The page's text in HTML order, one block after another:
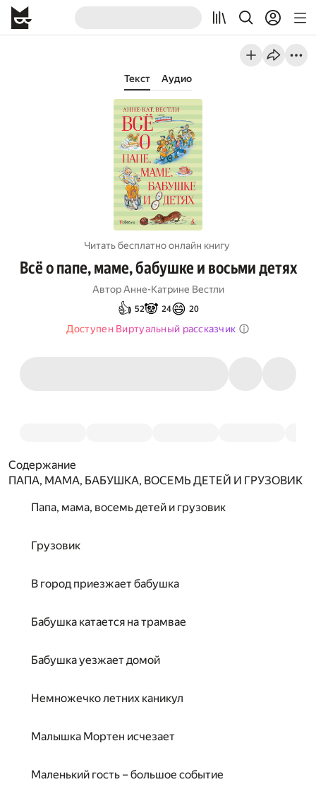
Текст Аудио
Читать бесплатно онлайн книгу
Всё о папе, маме, бабушке и восьми детях
Автор Анне-Катрине Вестли
👍 52🐼 24😄 20
Доступен Виртуальный рассказчик
Содержание
ПАПА, МАМА, БАБУШКА, ВОСЕМЬ ДЕТЕЙ И ГРУЗОВИК
Папа, мама, восемь детей и грузовик
Грузовик
В город приезжает бабушка
Бабушка катается на трамвае
Бабушка уезжает домой
Немножечко летних каникул
Малышка Мортен исчезает
Маленький гость – большое событие